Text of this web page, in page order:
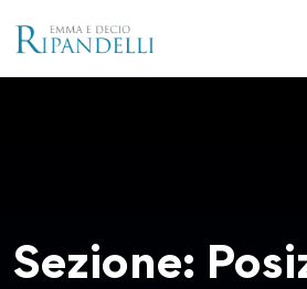
Sezione: